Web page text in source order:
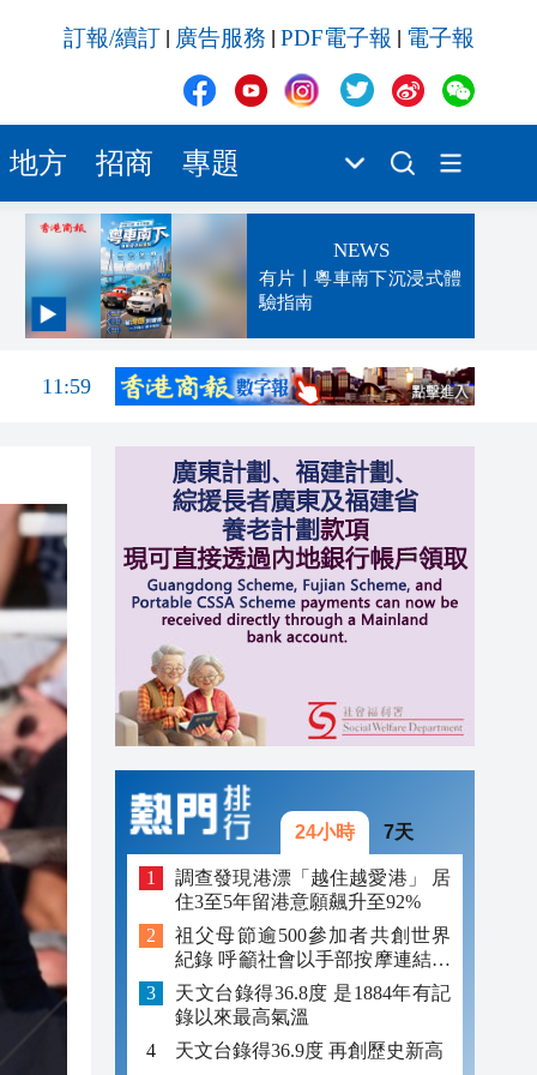
訂報/續訂 廣告服務 PDF電子報 電子報
地方 招商 專題
NEWS
有片丨粵車南下沉浸式體
驗指南
12:08
11:59
11:31
11:31
11:23
11:19
24小時 7天
調查發現港漂「越住越愛港」 居
住3至5年留港意願飆升至92%
祖父母節逾500參加者共創世界
紀錄 呼籲社會以手部按摩連結長
者
天文台錄得36.8度 是1884年有記
錄以來最高氣溫
天文台錄得36.9度 再創歷史新高